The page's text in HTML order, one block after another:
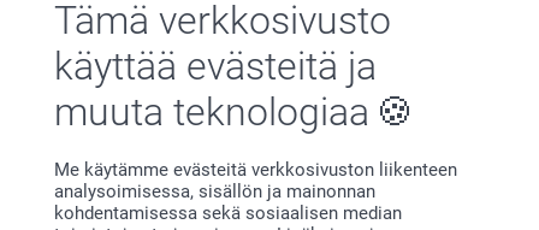
Tämä verkkosivusto
käyttää evästeitä ja
muuta teknologiaa
Me käytämme evästeitä verkkosivuston liikenteen
analysoimisessa, sisällön ja mainonnan
kohdentamisessa sekä sosiaalisen median
Suloinen valokuvallinen joulukortti, ainutlaatuinen
kutsukortti tai säteilevän kaunis uudenvuoden kortti -
löydät varmasti jotain mieleiseksesi. Omien
joulukorttien tekeminen on helppoa - valitse kaunis
design, lisää kuvia ja tekstiä ja olet valmis! Tutustu
laajaan valikoimaamme uusista joulukorteista ja
toivotukset uudelle vuodelle.